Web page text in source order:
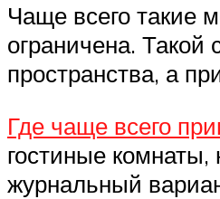
Чаще всего такие
ограничена.
пространства, а
Где чаще всего
гостиные
журнальный